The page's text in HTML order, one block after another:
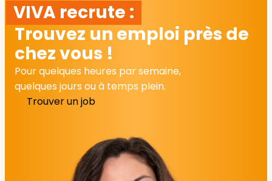
VIVA recrute :
Trouvez un emploi près de
chez vous !
Pour quelques heures par semaine,
quelques jours ou à temps plein.
Trouver un job